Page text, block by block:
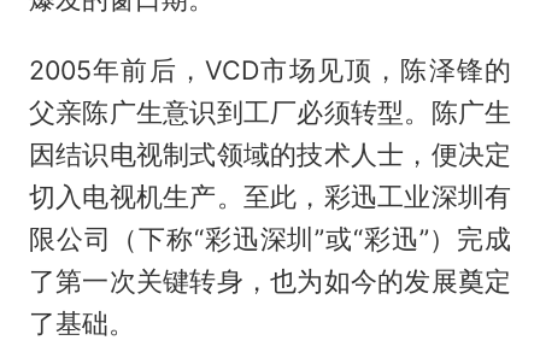
2005年前后，VCD市场见顶，陈泽锋的
父亲陈广生意识到工厂必须转型。陈广生
因结识电视制式领域的技术人士，便决定
切入电视机生产。至此，彩迅工业深圳有
限公司（下称“彩迅深圳”或“彩迅”）完成
了第一次关键转身，也为如今的发展奠定
了基础。